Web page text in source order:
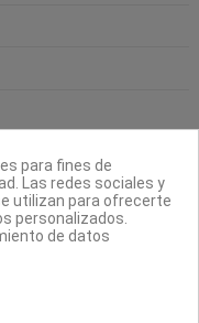
para fines de
Las redes sociales y
utilizan para ofrecerte
personalizados.
de datos